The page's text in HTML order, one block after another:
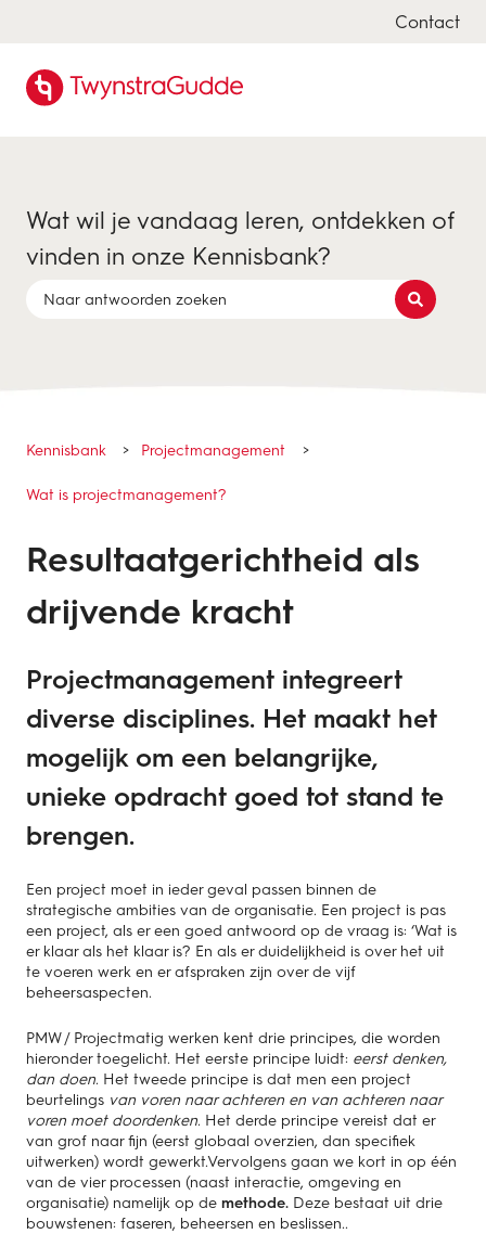
Contact
Wat wil je vandaag leren, ontdekken of
vinden in onze Kennisbank?
Kennisbank Projectmanagement
Wat is projectmanagement?
Resultaatgerichtheid als
drijvende kracht
Projectmanagement integreert
diverse disciplines. Het maakt het
mogelijk om een belangrijke,
unieke opdracht goed tot stand te
brengen.
Een project moet in ieder geval passen binnen de
strategische ambities van de organisatie. Een project is pas
een project, als er een goed antwoord op de vraag is: ‘Wat is
er klaar als het klaar is? En als er duidelijkheid is over het uit
te voeren werk en er afspraken zijn over de vijf
beheersaspecten.
PMW / Projectmatig werken kent drie principes, die worden
hieronder toegelicht. Het eerste prin­cipe luidt: eerst denken,
dan doen. Het tweede principe is dat men een project
beurtelings van voren naar achteren en van achteren naar
voren moet doordenken. Het derde principe vereist dat er
van grof naar fijn (eerst globaal overzien, dan speci­fiek
uitwerken) wordt gewerkt.Vervolgens gaan we kort in op één
van de vier processen (naast interactie, omgeving en
organisatie) namelijk op de methode. Deze bestaat uit drie
bouwstenen: faseren, beheersen en beslissen..